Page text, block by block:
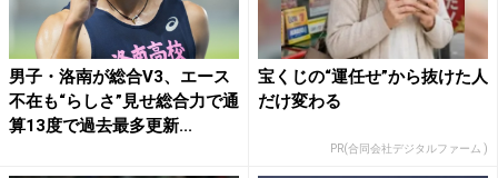
男子・洛南が総合V3、エース
不在も“らしさ”見せ総合力で通
算13度で過去最多更新...
宝くじの“運任せ”から抜けた人
だけ変わる
PR(合同会社デジタルファーム )